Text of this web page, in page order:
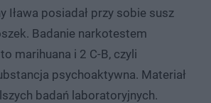
Iława posiadał przy sobie susz
Badanie narkotestem
marihuana i 2 C-B, czyli
psychoaktywna. Materiał
badań laboratoryjnych.